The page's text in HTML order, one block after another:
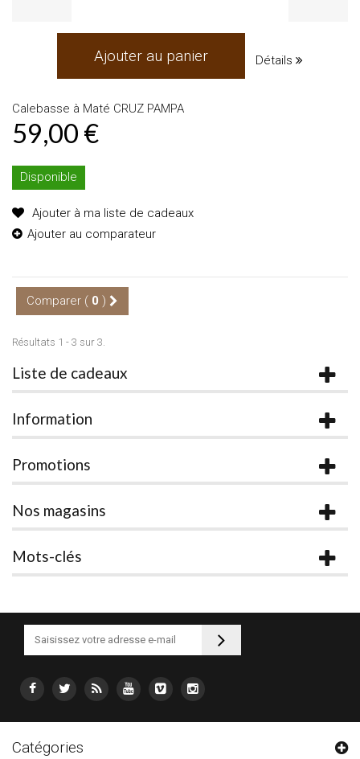
Ajouter au panier Détails
Calebasse à Maté CRUZ PAMPA
59,00 €
Disponible
Ajouter à ma liste de cadeaux
Ajouter au comparateur
Comparer ( 0 )
Résultats 1 - 3 sur 3.
Liste de cadeaux
Information
Promotions
Nos magasins
Mots-clés
Catégories